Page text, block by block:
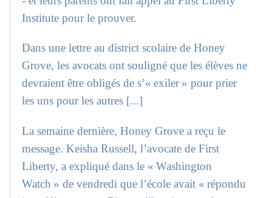
Institute pour le prouver.
Dans une lettre au district scolaire de Honey
Grove, les avocats ont souligné que les élèves ne
devraient être obligés de s’« exiler » pour prier
les uns pour les autres [...]
La semaine dernière, Honey Grove a reçu le
message. Keisha Russell, l’avocate de First
Liberty, a expliqué dans le « Washington
Watch » de vendredi que l’école avait « répondu